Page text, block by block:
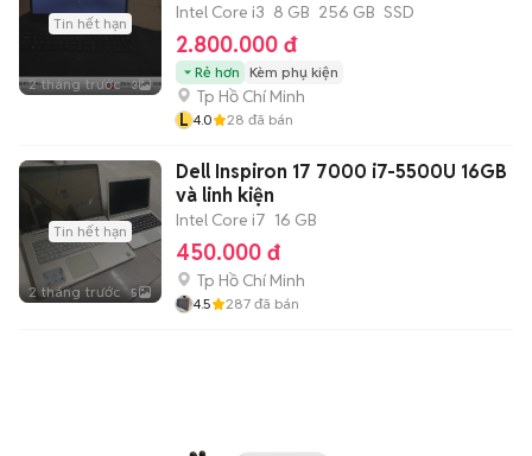
Tin hết hạn
2 tháng trước 3
Intel Core i3 8 GB 256 GB SSD
2.800.000 đ
Rẻ hơn Kèm phụ kiện
Tp Hồ Chí Minh
L 4.0 28 đã bán
Tin hết hạn
2 tháng trước 5
Dell Inspiron 17 7000 i7-5500U 16GB
và linh kiện
Intel Core i7 16 GB
450.000 đ
Tp Hồ Chí Minh
4.5 287 đã bán